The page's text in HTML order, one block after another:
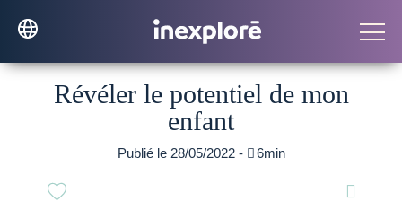
Révéler le potentiel de mon
enfant
Publié le 28/05/2022 - 6min
